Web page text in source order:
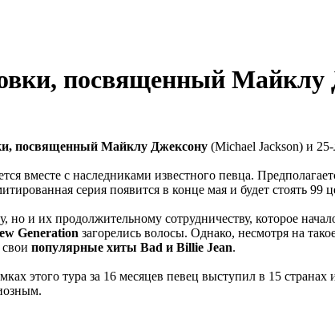
посвященный Майклу
посвященный Майклу Джексону (Michael Jackson) и
вместе с наследниками известного певца.
серия появится в конце мая и будет стоять 99
и их продолжительному сотрудничеству, которое
Generation загорелись волосы. Однако, несмотря на
популярные хиты Bad и Billie Jean.
этого тура за 16 месяцев певец выступил в 15